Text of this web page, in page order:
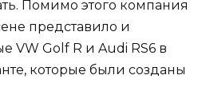
Помимо этого компания
представило и
Golf R и Audi RS6 в
которые были созданы